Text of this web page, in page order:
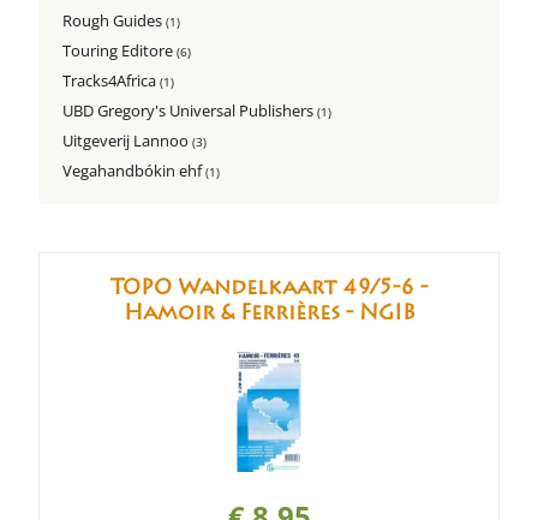
Rough Guides(1)
Touring Editore(6)
Tracks4Africa(1)
UBD Gregory's Universal Publishers(1)
Uitgeverij Lannoo(3)
Vegahandbókin ehf(1)
TOPO Wandelkaart 49/5-6 -
Hamoir & Ferrières - NGIB